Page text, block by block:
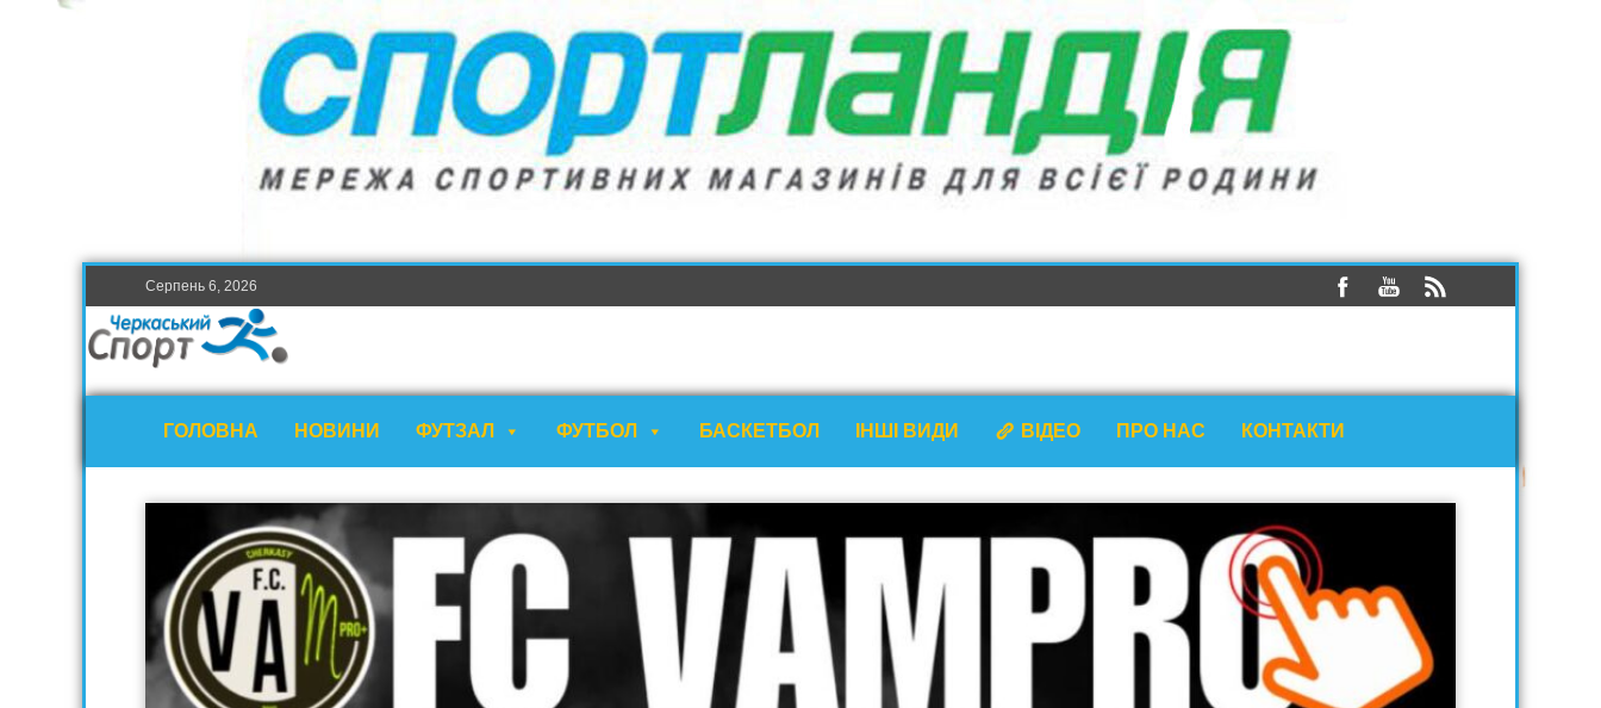
Серпень 6, 2026
ГОЛОВНА НОВИНИ ФУТЗАЛ ФУТБОЛ БАСКЕТБОЛ ІНШІ ВИДИ ВІДЕО ПРО НАС КОНТАКТИ